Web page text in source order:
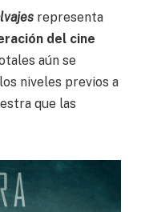
representa
del cine
aún se
niveles previos a
que las